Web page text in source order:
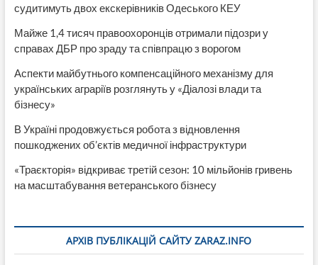
судитимуть двох екскерівників Одеського КЕУ
Майже 1,4 тисяч правоохоронців отримали підозри у
справах ДБР про зраду та співпрацю з ворогом
Аспекти майбутнього компенсаційного механізму для
українських аграріїв розглянуть у «Діалозі влади та
бізнесу»
В Україні продовжується робота з відновлення
пошкоджених об’єктів медичної інфраструктури
«Траєкторія» відкриває третій сезон: 10 мільйонів гривень
на масштабування ветеранського бізнесу
АРХІВ ПУБЛІКАЦІЙ САЙТУ ZARAZ.INFO